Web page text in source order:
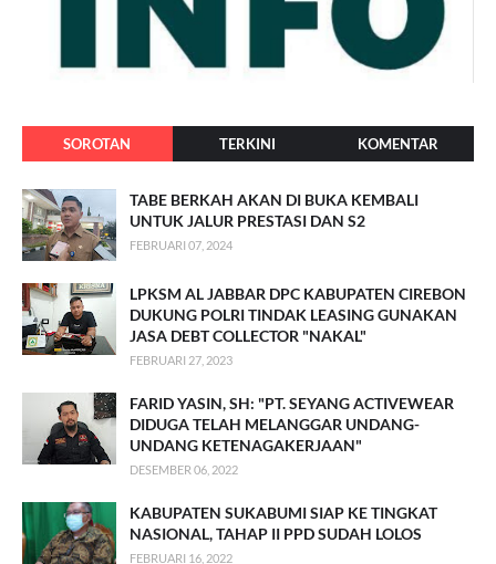
SOROTAN TERKINI KOMENTAR
TABE BERKAH AKAN DI BUKA KEMBALI
UNTUK JALUR PRESTASI DAN S2
FEBRUARI 07, 2024
LPKSM AL JABBAR DPC KABUPATEN CIREBON
DUKUNG POLRI TINDAK LEASING GUNAKAN
JASA DEBT COLLECTOR "NAKAL"
FEBRUARI 27, 2023
FARID YASIN, SH: "PT. SEYANG ACTIVEWEAR
DIDUGA TELAH MELANGGAR UNDANG-
UNDANG KETENAGAKERJAAN"
DESEMBER 06, 2022
KABUPATEN SUKABUMI SIAP KE TINGKAT
NASIONAL, TAHAP II PPD SUDAH LOLOS
FEBRUARI 16, 2022